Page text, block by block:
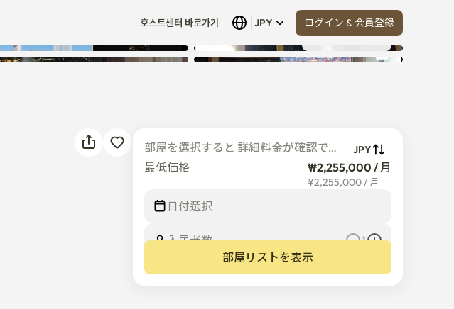
호스트센터 바로가기 JPY ログイン & 会員登録
すべて見る (21)
部屋を選択すると 詳細料金が確認でき
ます
JPY
最低価格 ₩2,255,000 / 月
¥2,255,000/ 月
日付選択
入居者数
1
部屋リストを表示